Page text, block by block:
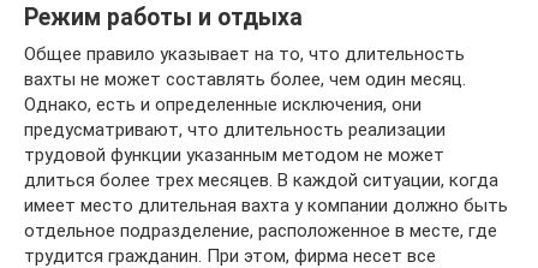
Режим работы и отдыха
Общее правило указывает на то, что длительность
вахты не может составлять более, чем один месяц.
Однако, есть и определенные исключения, они
предусматривают, что длительность реализации
трудовой функции указанным методом не может
длиться более трех месяцев. В каждой ситуации, когда
имеет место длительная вахта у компании должно быть
отдельное подразделение, расположенное в месте, где
трудится гражданин. При этом, фирма несет все